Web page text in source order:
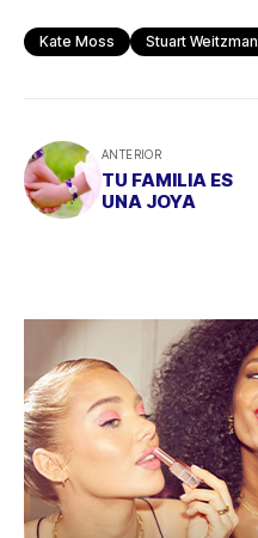
Kate Moss Stuart Weitzman
ANTERIOR
TU FAMILIA ES
UNA JOYA